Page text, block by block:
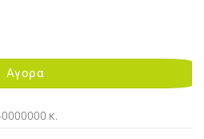
X543/544/546/548 TONER YELLOW
Αγορα
κ.